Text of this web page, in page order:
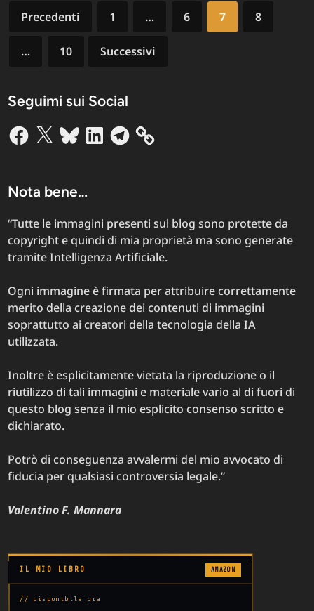
Paginazione
articoli
Precedenti 1 … 6 7 8
… 10 Successivi
Seguimi sui Social
Facebook
X BlueskyLinkedInTelegram
Nota bene…
“Tutte le immagini presenti sul blog sono protette da
copyright e quindi di mia proprietà ma sono generate
tramite Intelligenza Artificiale.
Ogni immagine è firmata per attribuire correttamente
merito della creazione dei contenuti di immagini
soprattutto ai creatori della tecnologia della IA
utilizzata.
Inoltre è esplicitamente vietata la riproduzione o il
riutilizzo di tali immagini e materiale vario al di fuori di
questo blog senza il mio esplicito consenso scritto e
dichiarato.
Potrò di conseguenza avvalermi del mio avvocato di
fiducia per qualsiasi controversia legale.”
Valentino F. Mannara
IL MIO LIBRO AMAZON
// disponibile ora